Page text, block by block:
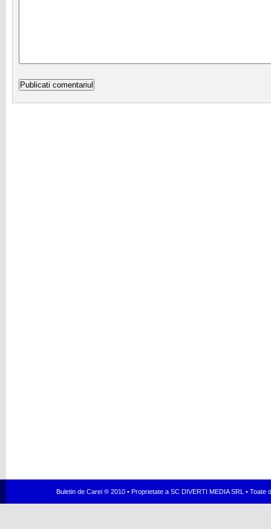
Buletin de Carei ® 2010 • Proprietate a SC DIVERTI MEDIA SRL •